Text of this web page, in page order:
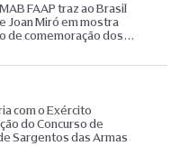
FAAP traz ao Brasil
Joan Miró em mostra
de comemoração dos
com o Exército
do Concurso de
Sargentos das Armas